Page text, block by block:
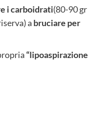
i carboidrati(80-90 gr
a bruciare per
“lipoaspirazione